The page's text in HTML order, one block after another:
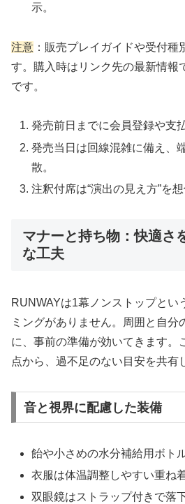
示。
注意 ：販売プレイガイドや受付種
す。購入時はリンク先の最新情報
です。
発売前日までに会員登録や支
発売当日は回線混雑に備え、
散。
注釈付席は“演出の見え方”を
マナーと持ち物：快適さ
な工夫
RUNWAYは1幕ノンストップとい
ミングがありません。周囲と自分
に、事前の準備が効いてきます。
点から、過不足のない目安を共有
音と視界に配慮した装備
飴や小さめの水分補給用ボト
衣服は体温調整しやすい重ね
双眼鏡はストラップ付きで落